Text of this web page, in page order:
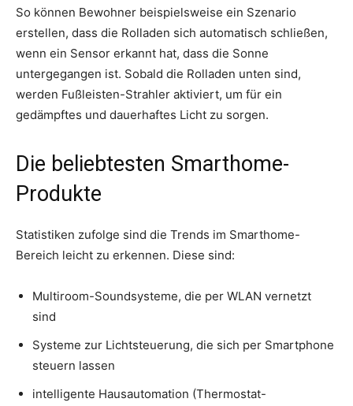
So können Bewohner beispielsweise ein Szenario
erstellen, dass die Rolladen sich automatisch schließen,
wenn ein Sensor erkannt hat, dass die Sonne
untergegangen ist. Sobald die Rolladen unten sind,
werden Fußleisten-Strahler aktiviert, um für ein
gedämpftes und dauerhaftes Licht zu sorgen.
Die beliebtesten Smarthome-
Produkte
Statistiken zufolge sind die Trends im Smarthome-
Bereich leicht zu erkennen. Diese sind:
Multiroom-Soundsysteme, die per WLAN vernetzt
sind
Systeme zur Lichtsteuerung, die sich per Smartphone
steuern lassen
intelligente Hausautomation (Thermostat-